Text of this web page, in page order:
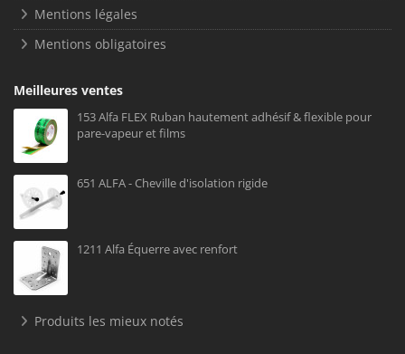
Mentions légales
Mentions obligatoires
Meilleures ventes
153 Alfa FLEX Ruban hautement adhésif & flexible pour
pare-vapeur et films
651 ALFA - Cheville d'isolation rigide
1211 Alfa Équerre avec renfort
Produits les mieux notés